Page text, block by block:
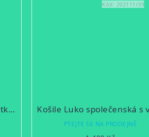
Myslivecká košile EDO - krátký rukáv
PTEJTE SE NA PRODEJNĚ
Kód: 202111/39